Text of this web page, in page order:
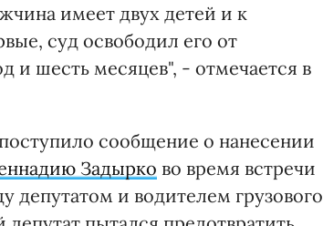
имеет двух детей и к
суд освободил его от
и шесть месяцев", - отмечается в
сообщение о нанесении
Задырко во время встречи
и водителем грузового